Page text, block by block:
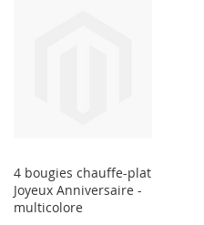
4 bougies chauffe-plat
Joyeux Anniversaire -
multicolore